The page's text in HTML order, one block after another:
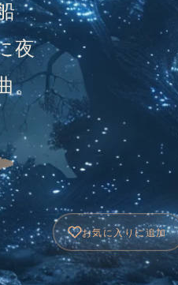
夜
。
お気に入りに追加